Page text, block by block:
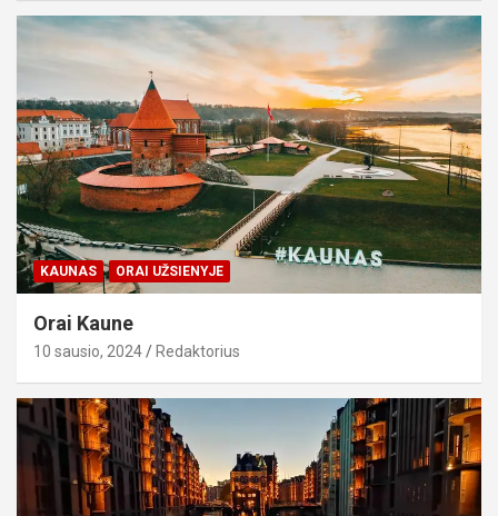
KAUNAS ORAI UŽSIENYJE
Orai Kaune
10 sausio, 2024 Redaktorius